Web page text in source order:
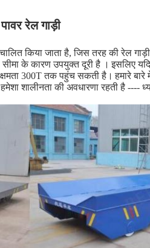
रेल गाड़ी
किया जाता है, जिस तरह की रेल
के कारण उपयुक्त दूरी है । इसलिए
300T तक पहुंच सकती है। हमारे
शालीनता की अवधारणा रहती है